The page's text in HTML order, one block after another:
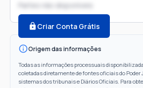
Partes não disponíveis
Criar Conta Grátis
Origem das informações
Todas as informações processuais
coletadas diretamente de fontes oficiais do Poder
sistemas dos tribunais e Diários Oficiais. Para